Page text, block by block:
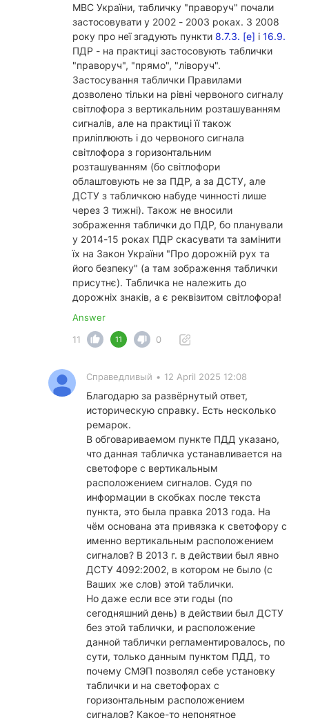
МВС України, табличку "праворуч" почали
застосовувати у 2002 - 2003 роках. З 2008
року про неї згадують пункти 8.7.3. [е] і 16.9.
ПДР - на практиці застосовують таблички
"праворуч", "прямо", "ліворуч".
Застосування таблички Правилами
дозволено тільки на рівні червоного сигналу
світлофора з вертикальним розташуванням
сигналів, але на практиці її також
приліплюють і до червоного сигнала
світлофора з горизонтальним
розташуванням (бо світлофори
облаштовують не за ПДР, а за ДСТУ, але
ДСТУ з табличкою набуде чинності лише
через 3 тижні). Також не вносили
зображення таблички до ПДР, бо планували
у 2014-15 роках ПДР скасувати та замінити
їх на Закон України "Про дорожній рух та
його безпеку" (а там зображення таблички
присутнє). Табличка не належить до
дорожніх знаків, а є реквізитом світлофора!
Answer
11
11 0
Справедливый • 12 April 2025 12:08
Благодарю за развёрнутый ответ,
историческую справку. Есть несколько
ремарок.
В обговариваемом пункте ПДД указано,
что данная табличка устанавливается на
светофоре с вертикальным
расположением сигналов. Судя по
информации в скобках после текста
пункта, это была правка 2013 года. На
чём основана эта привязка к светофору с
именно вертикальным расположением
сигналов? В 2013 г. в действии был явно
ДСТУ 4092:2002, в котором не было (с
Ваших же слов) этой таблички.
Но даже если все эти годы (по
сегодняшний день) в действии был ДСТУ
без этой таблички, и расположение
данной таблички регламентировалось, по
сути, только данным пунктом ПДД, то
почему СМЭП позволял себе установку
таблички и на светофорах с
горизонтальным расположением
сигналов? Какое-то непонятное